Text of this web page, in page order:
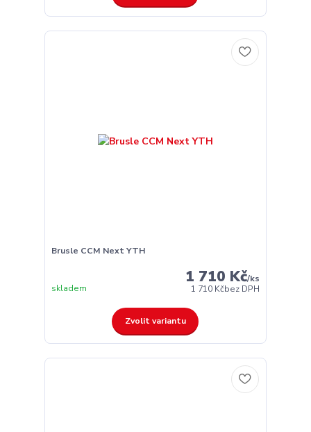
Brusle CCM Next YTH
1 710 Kč/ks
1 710 Kčbez DPH
skladem
Zvolit variantu